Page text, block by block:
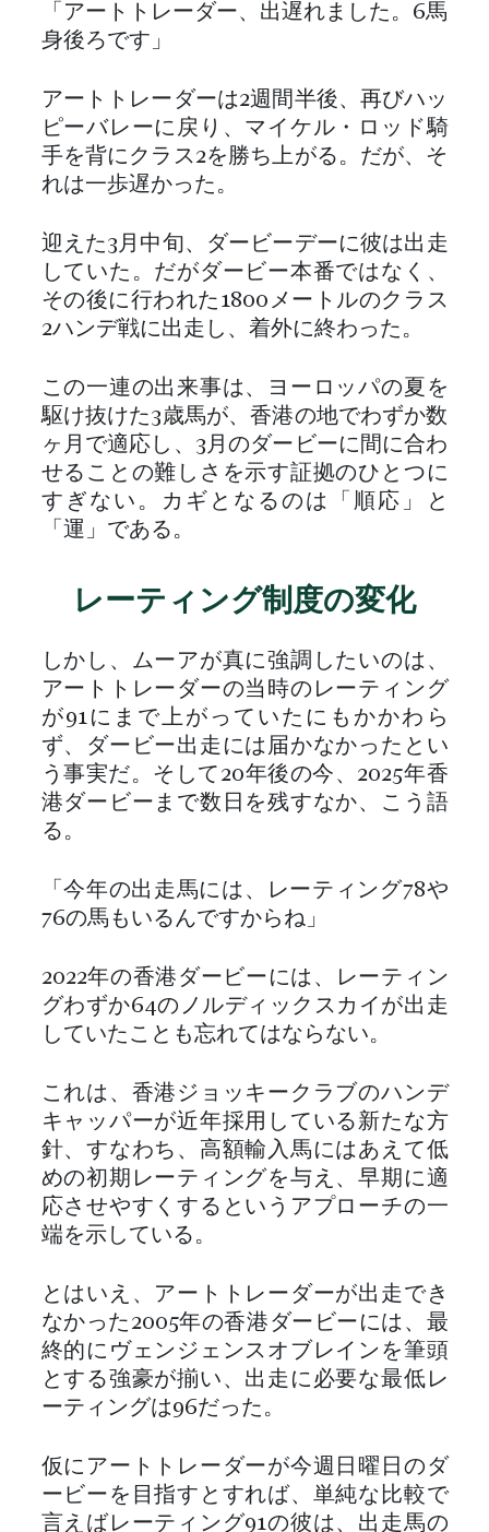
「アートトレーダー、出遅れました。6馬
身後ろです」
アートトレーダーは2週間半後、再びハッ
ピーバレーに戻り、マイケル・ロッド騎
手を背にクラス2を勝ち上がる。だが、そ
れは一歩遅かった。
迎えた3月中旬、ダービーデーに彼は出走
していた。だがダービー本番ではなく、
その後に行われた1800メートルのクラス
2ハンデ戦に出走し、着外に終わった。
この一連の出来事は、ヨーロッパの夏を
駆け抜けた3歳馬が、香港の地でわずか数
ヶ月で適応し、3月のダービーに間に合わ
せることの難しさを示す証拠のひとつに
すぎない。カギとなるのは「順応」と
「運」である。
レーティング制度の変化
しかし、ムーアが真に強調したいのは、
アートトレーダーの当時のレーティング
が91にまで上がっていたにもかかわら
ず、ダービー出走には届かなかったとい
う事実だ。そして20年後の今、2025年香
港ダービーまで数日を残すなか、こう語
る。
「今年の出走馬には、レーティング78や
76の馬もいるんですからね」
2022年の香港ダービーには、レーティン
グわずか64のノルディックスカイが出走
していたことも忘れてはならない。
これは、香港ジョッキークラブのハンデ
キャッパーが近年採用している新たな方
針、すなわち、高額輸入馬にはあえて低
めの初期レーティングを与え、早期に適
応させやすくするというアプローチの一
端を示している。
とはいえ、アートトレーダーが出走でき
なかった2005年の香港ダービーには、最
終的にヴェンジェンスオブレインを筆頭
とする強豪が揃い、出走に必要な最低レ
ーティングは96だった。
仮にアートトレーダーが今週日曜日のダ
ービーを目指すとすれば、単純な比較で
言えばレーティング91の彼は、出走馬の